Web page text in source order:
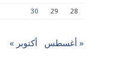
28
29
30
« أغسطس أكتوبر »